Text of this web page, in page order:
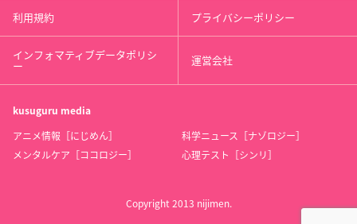
利用規約 プライバシーポリシー
インフォマティブデータポリシ
ー 運営会社
kusuguru media
アニメ情報［にじめん］
科学ニュース［ナゾロジー］
メンタルケア［ココロジー］
心理テスト［シンリ］
Copyright 2013 nijimen.